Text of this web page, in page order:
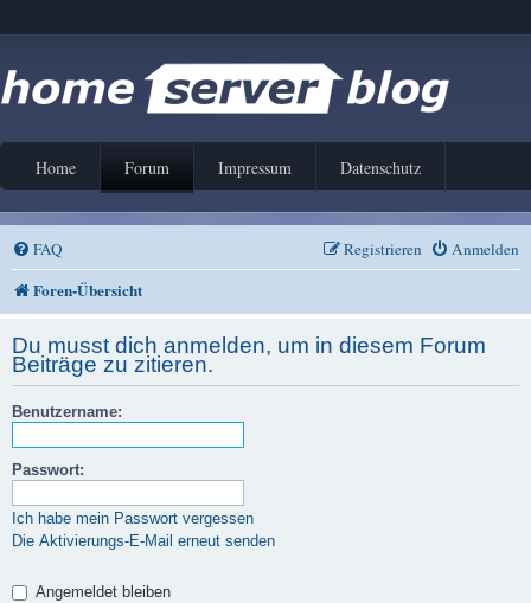
Home Forum Impressum Datenschutz
FAQ Anmelden
Registrieren
Foren-Übersicht
Du musst dich anmelden, um in diesem Forum
Beiträge zu zitieren.
Benutzername:
Passwort:
Ich habe mein Passwort vergessen
Die Aktivierungs-E-Mail erneut senden
Angemeldet bleiben